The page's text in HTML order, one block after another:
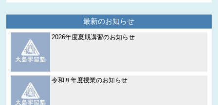
最新のお知らせ
2026年度夏期講習のお知らせ
令和８年度授業のお知らせ